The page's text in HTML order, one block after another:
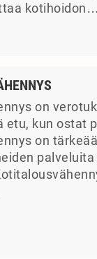
kotihoidon…
on
etu, kun ostat
on
palveluita